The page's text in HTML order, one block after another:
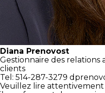
Diana Prenovost
Gestionnaire des relations
clients
Tel: 514-287-3279
Veuillez lire attentivement